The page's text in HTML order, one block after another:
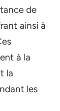
de
ainsi à
à la
la
les